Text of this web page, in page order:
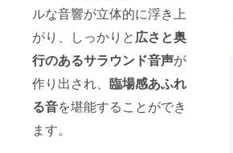
ルな音響が立体的に浮き上
がり、しっかりと広さと奥
行のあるサラウンド音声が
作り出され、 臨場感あふれ
る音を堪能することができ
ます。